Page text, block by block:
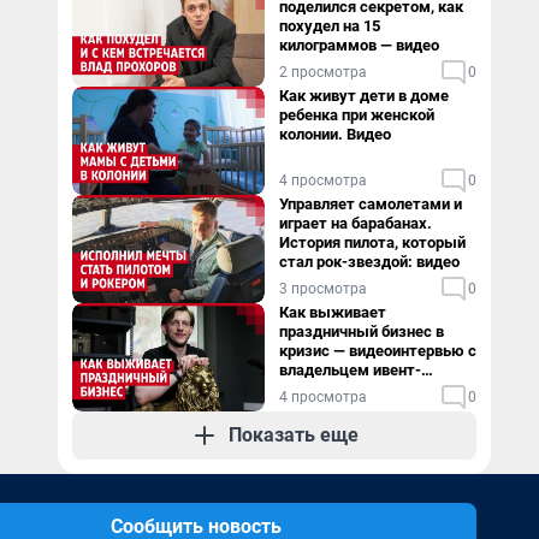
поделился секретом, как
похудел на 15
килограммов — видео
2 просмотра 0
Как живут дети в доме
ребенка при женской
колонии. Видео
4 просмотра 0
Управляет самолетами и
играет на барабанах.
История пилота, который
стал рок-звездой: видео
3 просмотра 0
Как выживает
праздничный бизнес в
кризис — видеоинтервью с
владельцем ивент-
агентства
4 просмотра 0
Показать еще
Сообщить новость